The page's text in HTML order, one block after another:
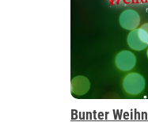
Bunter